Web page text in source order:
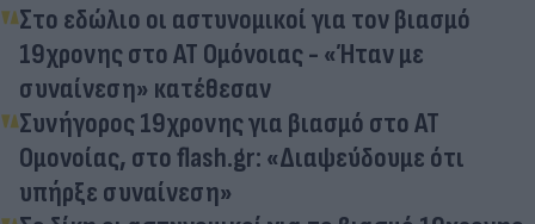
Στο εδώλιο οι αστυνομικοί για τον βιασμό
19χρονης στο ΑΤ Ομόνοιας - «Ήταν με
συναίνεση» κατέθεσαν
Συνήγορος 19χρονης για βιασμό στο ΑΤ
Ομονοίας, στο flash.gr: «Διαψεύδουμε ότι
υπήρξε συναίνεση»